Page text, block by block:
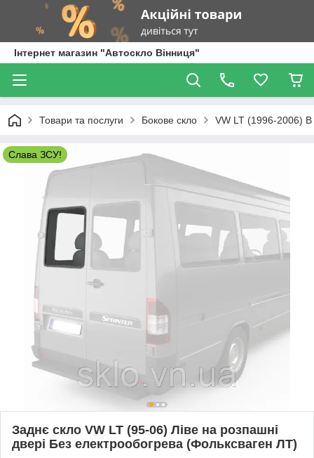
Інтернет магазин "Автоскло Вінниця"
Товари та послуги Бокове скло VW LT (1996-2006) В
Слава ЗСУ!
Заднє скло VW LT (95-06) Ліве на розпашні
двері Без електрообогрева (Фольксваген ЛТ)